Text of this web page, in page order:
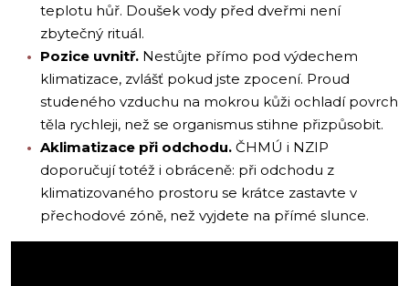
teplotu hůř. Doušek vody před dveřmi není
zbytečný rituál.
Pozice uvnitř. Nestůjte přímo pod výdechem
klimatizace, zvlášť pokud jste zpocení. Proud
studeného vzduchu na mokrou kůži ochladí povrch
těla rychleji, než se organismus stihne přizpůsobit.
Aklimatizace při odchodu. ČHMÚ i NZIP
doporučují totéž i obráceně: při odchodu z
klimatizovaného prostoru se krátce zastavte v
přechodové zóně, než vyjdete na přímé slunce.